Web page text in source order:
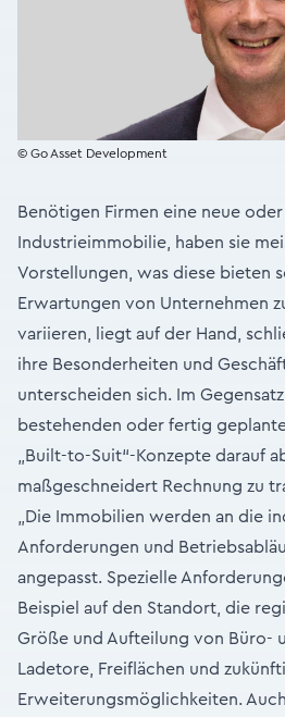
© Go Asset Development
Benötigen Firmen eine neue
Industrieimmobilie, haben sie
Vorstellungen, was diese bieten
Erwartungen von Unternehmen
variieren, liegt auf der Hand,
ihre Besonderheiten und
unterscheiden sich. Im
bestehenden oder fertig
„Built-to-Suit“-Konzepte darauf
maßgeschneidert Rechnung zu
„Die Immobilien werden an die
Anforderungen und
angepasst. Spezielle
Beispiel auf den Standort, die
Größe und Aufteilung von Büro-
Ladetore, Freiflächen und
Erweiterungsmöglichkeiten.